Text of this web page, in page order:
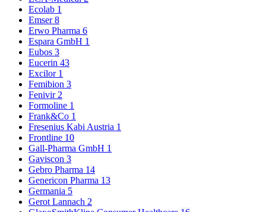
Ecolab 1
Emser8
Erwo Pharma 6
Espara GmbH 1
Eubos 3
Eucerin 43
Excilor 1
Femibion 3
Fenivir 2
Formoline 1
Frank&Co 1
Fresenius Kabi Austria 1
Frontline 10
Gall-Pharma GmbH 1
Gaviscon 3
Gebro Pharma 14
Genericon Pharma 13
Germania 5
Gerot Lannach 2